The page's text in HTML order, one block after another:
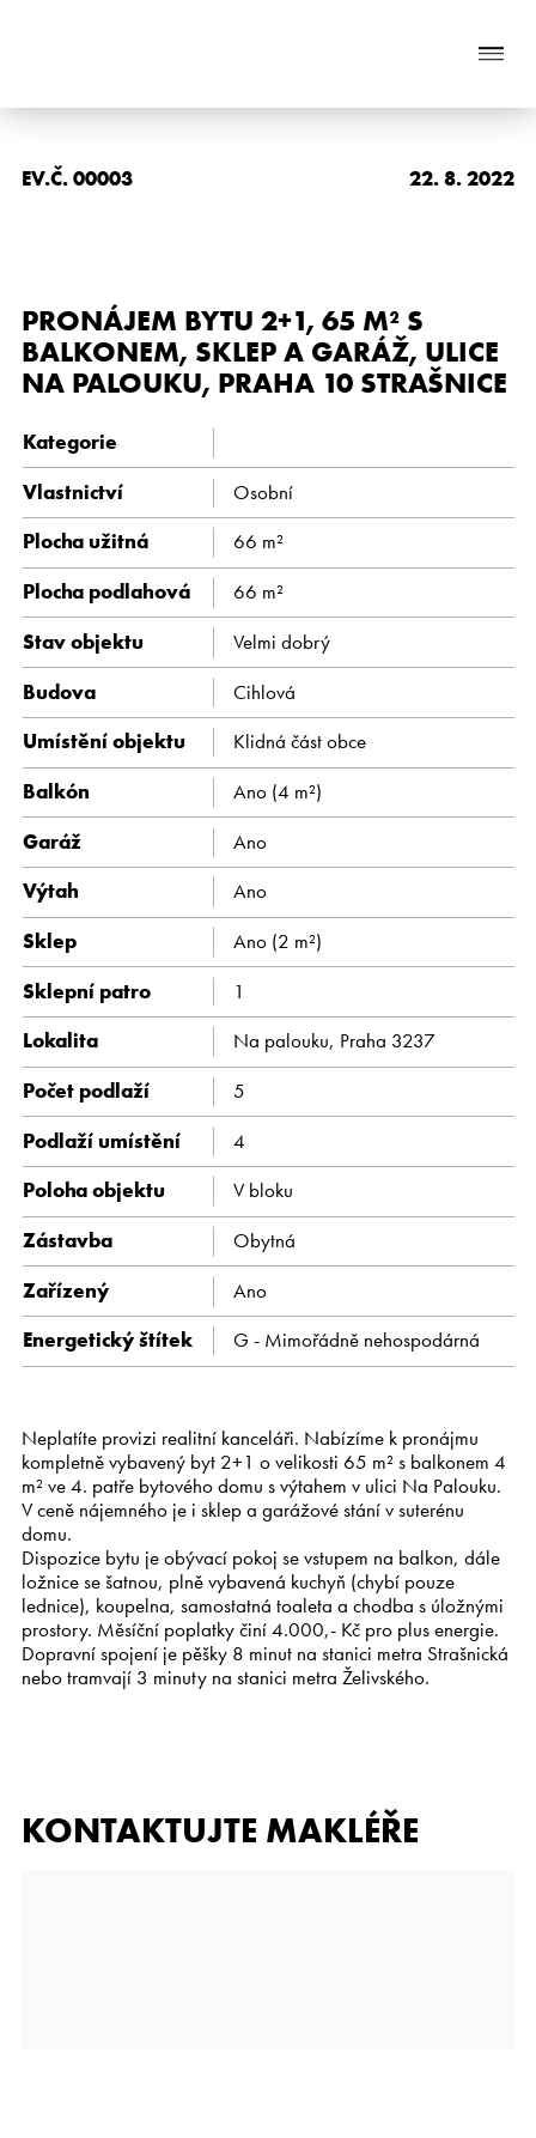
Naše služby
Reference
Aktuality
Chci prodat nemovitost
Kontakt
Kariéra
CS EN
EV.Č. 00003 22. 8. 2022
PRONÁJEM BYTU 2+1, 65 M² S
BALKONEM, SKLEP A GARÁŽ, ULICE
NA PALOUKU, PRAHA 10 STRAŠNICE
Kategorie
Vlastnictví
Osobní
Plocha užitná
66 m²
Plocha podlahová
66 m²
Stav objektu
Velmi dobrý
Budova
Cihlová
Umístění objektu
Klidná část obce
Balkón
Ano(4 m²)
Garáž
Ano
Výtah
Ano
Sklep
Ano(2 m²)
Sklepní patro
1
Lokalita
Na palouku, Praha 3237
Počet podlaží
5
Podlaží umístění
4
Poloha objektu
V bloku
Zástavba
Obytná
Zařízený
Ano
Energetický štítek
G - Mimořádně nehospodárná
Neplatíte provizi realitní kanceláři. Nabízíme k pronájmu
kompletně vybavený byt 2+1 o velikosti 65 m² s balkonem 4
m² ve 4. patře bytového domu s výtahem v ulici Na Palouku.
V ceně nájemného je i sklep a garážové stání v suterénu
domu.
Dispozice bytu je obývací pokoj se vstupem na balkon, dále
ložnice se šatnou, plně vybavená kuchyň (chybí pouze
lednice), koupelna, samostatná toaleta a chodba s úložnými
prostory. Měsíční poplatky činí 4.000,- Kč pro plus energie.
Dopravní spojení je pěšky 8 minut na stanici metra Strašnická
nebo tramvají 3 minuty na stanici metra Želivského.
KONTAKTUJTE MAKLÉŘE